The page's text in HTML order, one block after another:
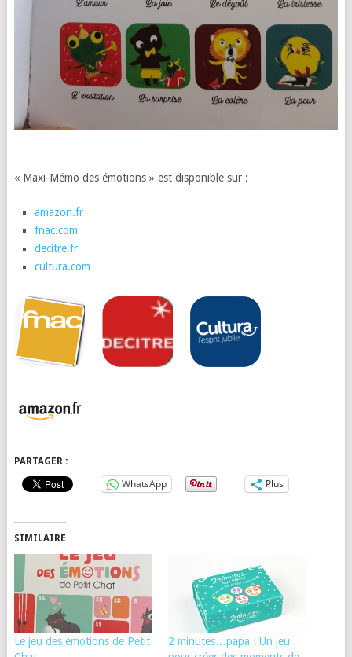
« Maxi-Mémo des émotions » est disponible sur :
amazon.fr
fnac.com
decitre.fr
cultura.com
PARTAGER :
WhatsApp Plus
SIMILAIRE
Le jeu des émotions de Petit
2 minutes…papa ! Un jeu